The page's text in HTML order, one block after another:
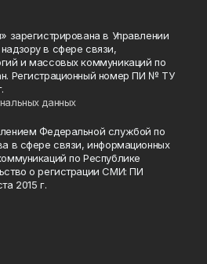
зарегистрирована в Управлении
в сфере связи,
и массовых коммуникаций по
Регистрационный номер ПИ № ТУ
данных
Федеральной службой по
в сфере связи, информационных
по Республике
о регистрации СМИ: ПИ
2015 г.